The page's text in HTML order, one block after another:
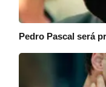
Pedro Pascal será